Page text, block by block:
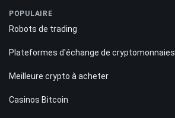
POPULAIRE
Robots de trading
Plateformes d'échange de cryptomonnaies
Meilleure crypto à acheter
Casinos Bitcoin